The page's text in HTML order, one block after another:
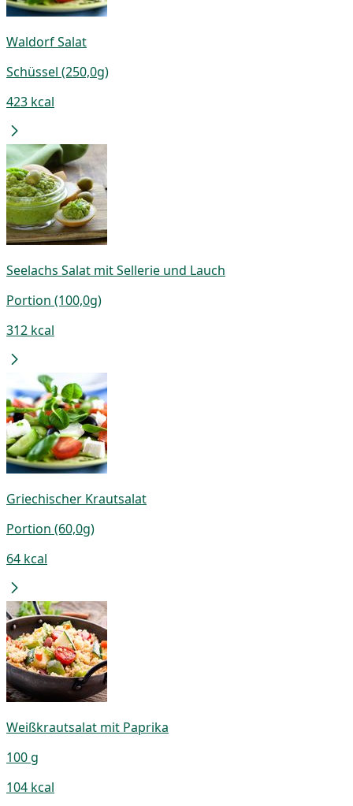
Waldorf Salat
Schüssel (250,0g)
423 kcal
Seelachs Salat mit Sellerie und Lauch
Portion (100,0g)
312 kcal
Griechischer Krautsalat
Portion (60,0g)
64 kcal
Weißkrautsalat mit Paprika
100 g
104 kcal